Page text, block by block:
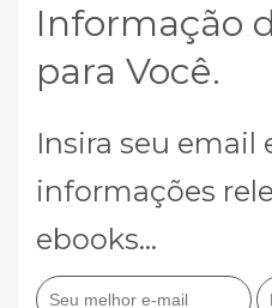
Informação
para Você.
Insira seu email
informações
ebooks...